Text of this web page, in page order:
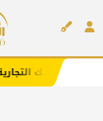
ويجذب لك